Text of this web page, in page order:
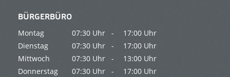
BÜRGERBÜRO
Montag 07:30 Uhr -
17:00 Uhr
Dienstag
07:30 Uhr -
17:00 Uhr
Mittwoch
07:30 Uhr -
13:00 Uhr
Donnerstag
07:30 Uhr -
17:00 Uhr